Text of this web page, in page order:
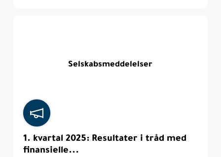
Selskabsmeddelelser
1. kvartal 2025: Resultater i tråd med
finansielle...